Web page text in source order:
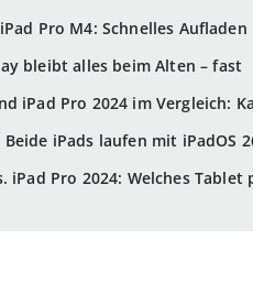
Pro M4: Schnelles
bleibt alles beim Alten – fast
iPad Pro 2024 im Vergleich:
iPads laufen mit iPadOS
iPad Pro 2024: Welches